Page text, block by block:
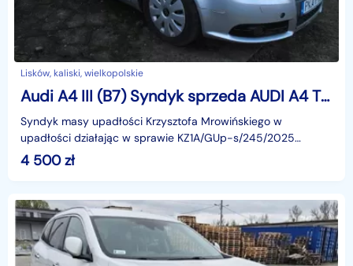
Lisków, kaliski, wielkopolskie
Audi A4 III (B7) Syndyk sprzeda AUDI A4 TDI
Syndyk masy upadłości Krzysztofa Mrowińskiego w
upadłości działając w sprawie KZ1A/GUp-s/245/2025
prowadzonej przez Sąd Rejonowy w Kaliszu Wydział V
Gospodarczy
4 500zł